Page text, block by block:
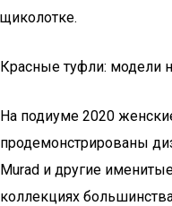
щиколотке.
Красные туфли: модели
На подиуме 2020
продемонстрированы
Murad и другие
коллекциях